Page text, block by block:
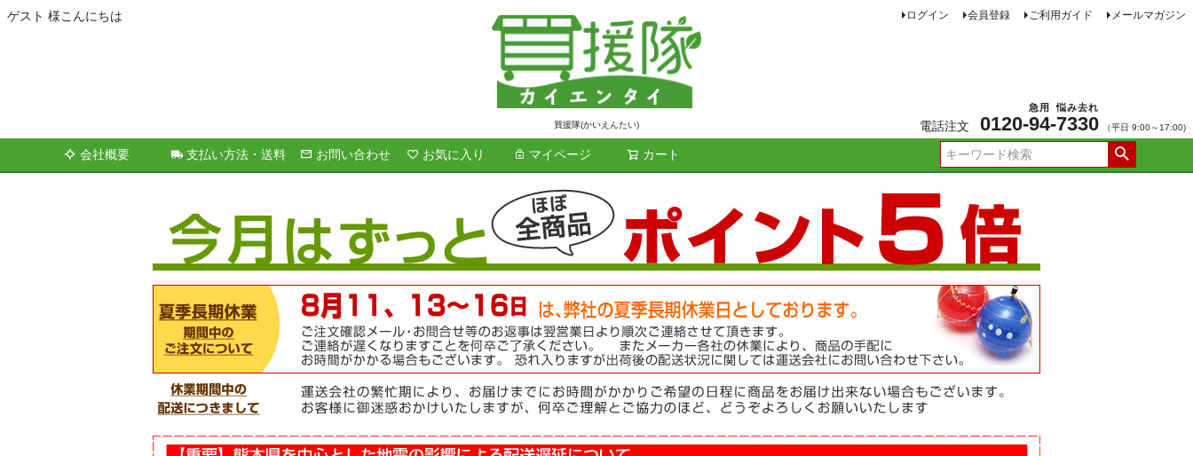
ゲスト 様こんにちは
買援隊(かいえんたい)
ログイン 会員登録 ご利用ガイド メールマガジン
電話注文 0120-94
急用
-7330
悩み去れ
（平日 9:00～17:00)
会社概要 支払い方法・送料 お問い合わせ お気に入り マイページ カート
検索